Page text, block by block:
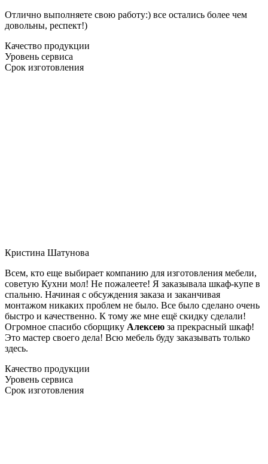
Отлично выполняете свою работу:) все остались более чем
довольны, респект!)
Качество продукции
Уровень сервиса
Срок изготовления
Кристина Шатунова
Всем, кто еще выбирает компанию для изготовления мебели,
советую Кухни мол! Не пожалеете! Я заказывала шкаф-купе в
спальню. Начиная с обсуждения заказа и заканчивая
монтажом никаких проблем не было. Все было сделано очень
быстро и качественно. К тому же мне ещё скидку сделали!
Огромное спасибо сборщику Алексею за прекрасный шкаф!
Это мастер своего дела! Всю мебель буду заказывать только
здесь.
Качество продукции
Уровень сервиса
Срок изготовления